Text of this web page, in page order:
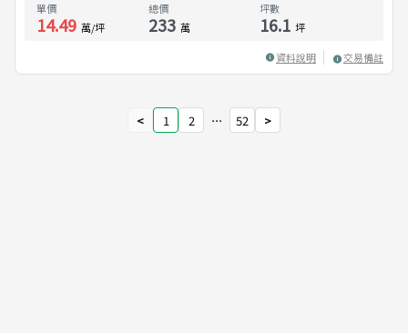
單價
14.49 萬/坪
總價
233 萬
坪數
16.1 坪
資料說明 交易備註
< 1 2 ⋯ 52 >